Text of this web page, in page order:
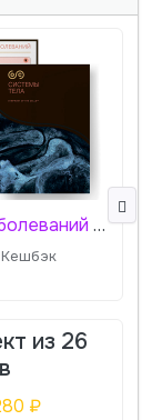
Карта заболеваний и Системы тела - вкладыш
Кешбэк
из 26
₽